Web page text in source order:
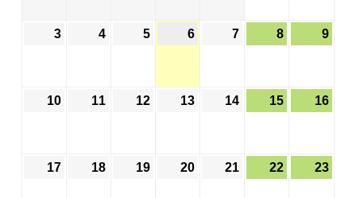
3 4 5 6 7 8 9
10 11 12 13 14 15 16
17 18 19 20 21 22 23